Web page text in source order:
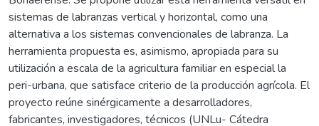
sistemas de labranzas vertical y horizontal, como una
alternativa a los sistemas convencionales de labranza. La
herramienta propuesta es, asimismo, apropiada para su
utilización a escala de la agricultura familiar en especial la
peri-urbana, que satisface criterio de la producción agrícola. El
proyecto reúne sinérgicamente a desarrolladores,
fabricantes, investigadores, técnicos (UNLu- Cátedra